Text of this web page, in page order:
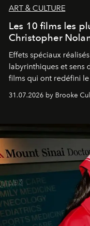
ART & CULTURE
Les 10 films les
Christopher
Effets spéciaux
labyrinthiques et sens
films qui ont redéfini
31.07.2026 by Brooke